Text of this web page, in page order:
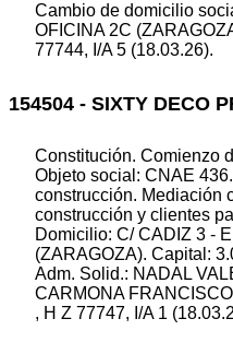
Cambio de domicilio
OFICINA 2C
77744, I/A 5 (18.03.26).
154504 - SIXTY DECO
Constitución. Comienzo
Objeto social: CNAE
construcción. Mediación
construcción y clientes
Domicilio: C/ CADIZ 3 -
(ZARAGOZA). Capital:
Adm. Solid.: NADAL
CARMONA
, H Z 77747, I/A 1